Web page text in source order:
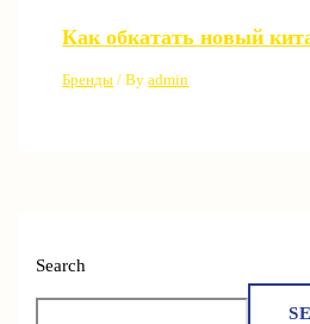
Search
Как обкатать новый
Бренды / Byadmin